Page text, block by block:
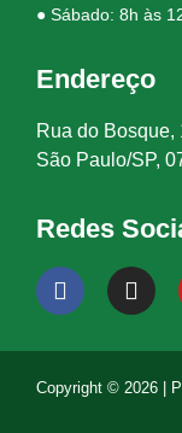
● Sábado: 8h às
Endereço
Rua do Bosque,
São Paulo/SP,
Redes
Copyright © 2026 |